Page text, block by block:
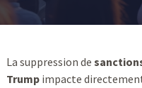
La suppression de
Trumpimpacte